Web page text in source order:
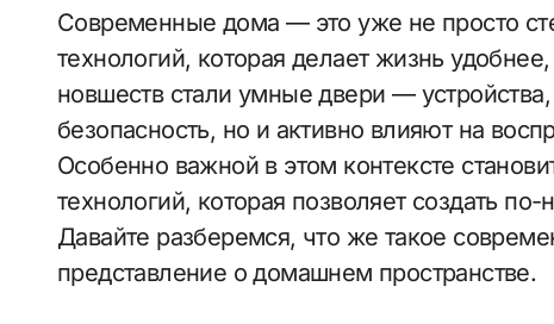
Современные дома — это уже не просто
технологий, которая делает жизнь
новшеств стали умные двери —
безопасность, но и активно влияют на
Особенно важной в этом контексте
технологий, которая позволяет создать
Давайте разберемся, что же такое
представление о домашнем пространстве.